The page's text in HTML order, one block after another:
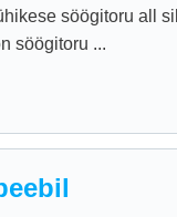
söögitoru all
söögitoru ...